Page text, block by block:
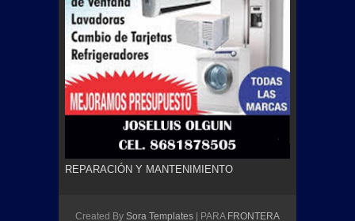
REPARACIÓN Y MANTENIMIENTO
Created By Sora Templates | PARA FRONTERA